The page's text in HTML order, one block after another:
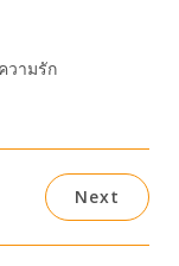
วามรัก
Next